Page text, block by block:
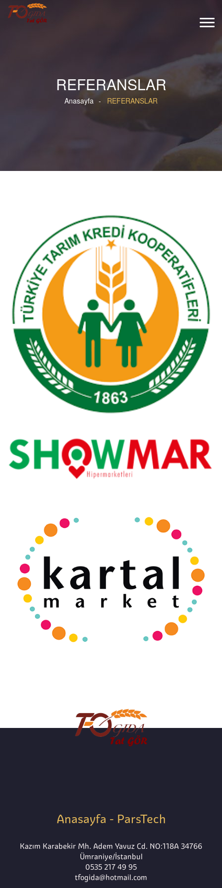
REFERANSLAR
Anasayfa REFERANSLAR
Anasayfa - ParsTech
Kazım Karabekir Mh. Adem Yavuz Cd. NO:118A 34766
Ümraniye/İstanbul
0535 217 49 95
tfogida@hotmail.com